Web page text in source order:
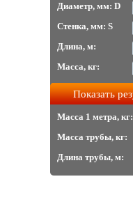
Диаметр, мм: D
Стенка, мм: S
Длина, м:
Масса, кг:
Масса 1 метра, кг:
Масса трубы, кг:
Длина трубы, м: